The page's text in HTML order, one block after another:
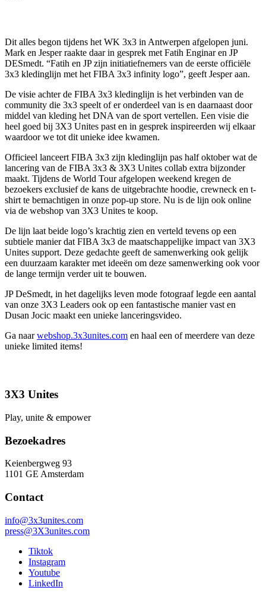
Dit alles begon tijdens het WK 3x3 in Antwerpen afgelopen juni.
Mark en Jesper raakte daar in gesprek met Fatih Enginar en JP
DESmedt. “Fatih en JP zijn initiatiefnemers van de eerste officiële
3x3 kledinglijn met het FIBA 3x3 infinity logo”, geeft Jesper aan.
De visie achter de FIBA 3x3 kledinglijn is het verbinden van de
community die 3x3 speelt of er onderdeel van is en daarnaast door
middel van kleding het DNA van de sport vertellen. Een visie die
heel goed bij 3X3 Unites past en in gesprek inspireerden wij elkaar
waardoor we tot dit unieke idee kwamen.
Officieel lanceert FIBA 3x3 zijn kledinglijn pas half oktober wat de
lancering van de FIBA 3x3 & 3X3 Unites collab extra bijzonder
maakt. Tijdens de World Tour afgelopen weekend kregen de
bezoekers exclusief de kans de uitgebrachte hoodie, crewneck en t-
shirt te bemachtigen in onze pop-up store. Nu is de lijn ook online
via de webshop van 3X3 Unites te koop.
De lijn laat beide logo’s krachtig zien en verteld tevens op een
subtiele manier dat FIBA 3x3 de maatschappelijke impact van 3X3
Unites support. Deze gedachte geeft de samenwerking ook gelijk
een duurzaam karakter met ideeën om deze samenwerking ook voor
de lange termijn verder uit te bouwen.
JP DeSmedt, in het dagelijks leven mode fotograaf legde een aantal
van onze 3X3 Leaders ook op een fantastische manier vast en
Dusan Jocic maakt een unieke lanceringsvideo.
Ga naarwebshop.3x3unites.com en haal een of meerdere van deze
unieke limited items!
3X3 Unites
Play, unite & empower
Bezoekadres
Keienbergweg 93
1101 GE Amsterdam
Contact
info@3x3unites.com
press@3X3unites.com
Tiktok
Instagram
Youtube
LinkedIn